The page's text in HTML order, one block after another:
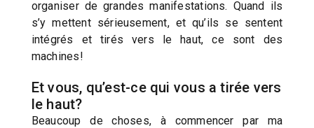
organiser de grandes manifestations. Quand ils
s’y mettent sérieusement, et qu’ils se sentent
intégrés et tirés vers le haut, ce sont des
machines!
Et vous, qu’est-ce qui vous a tirée vers
le haut?
Beaucoup de choses, à commencer par ma